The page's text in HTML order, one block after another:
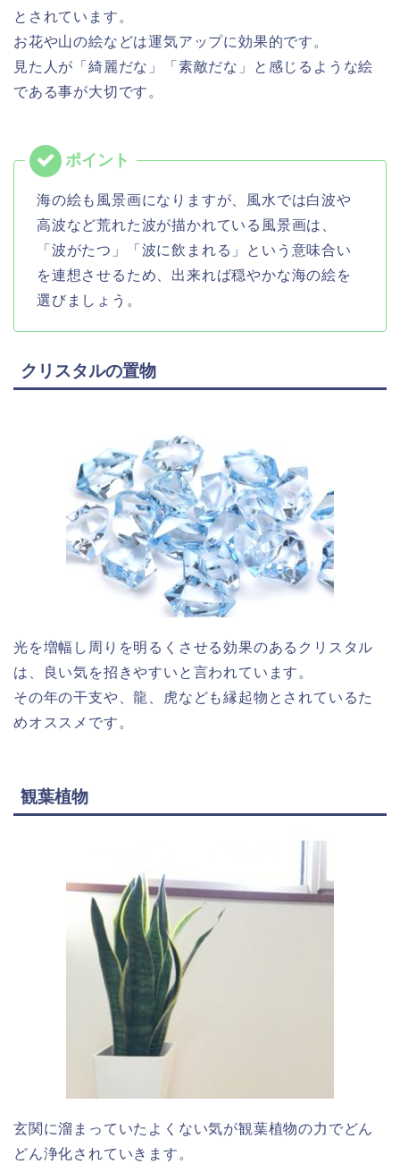
とされています。
お花や山の絵などは運気アップに効果的です。
見た人が「綺麗だな」「素敵だな」と感じるような絵
である事が大切です。
海の絵も風景画になりますが、風水では白波や
高波など荒れた波が描かれている風景画は、
「波がたつ」「波に飲まれる」という意味合い
を連想させるため、出来れば穏やかな海の絵を
選びましょう。
クリスタルの置物
光を増幅し周りを明るくさせる効果のあるクリスタル
は、良い気を招きやすいと言われています。
その年の干支や、龍、虎なども縁起物とされているた
めオススメです。
観葉植物
玄関に溜まっていたよくない気が観葉植物の力でどん
どん浄化されていきます。